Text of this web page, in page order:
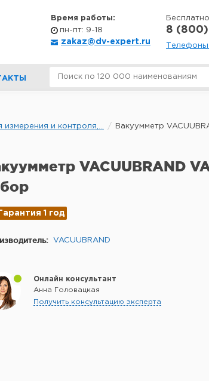
Время работы:
пн-пт: 9-18
zakaz@dv-expert.ru
8
измерения и контроля,... Вакуумметр
VACUUBRAND
Гарантия 1 год
VACUUBRAND
Онлайн консультант
Анна Головацкая
Получить консультацию эксперта